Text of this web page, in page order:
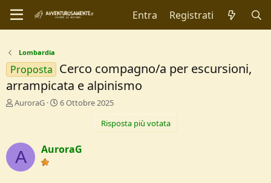
Entra Registrati
Lombardia
Proposta Cerco compagno/a per escursioni,
arrampicata e alpinismo
C
t
o
r
AuroraG
D
d
i
6 Ottobre 2025
Risposta più votata
A AuroraG